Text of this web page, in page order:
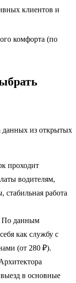
клиентов и
комфорта (по
из открытых
проходит
водителям,
работа
По данным
как службу с
(от 280 ₽).
в основные